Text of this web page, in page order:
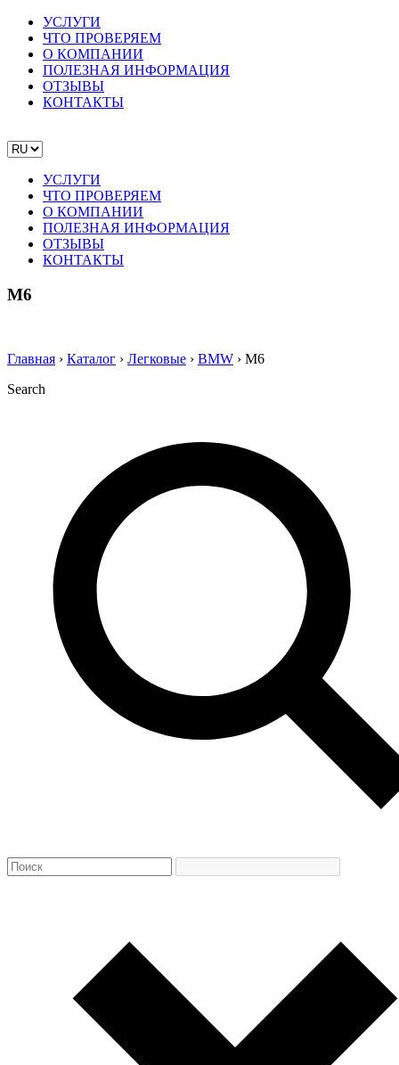
УСЛУГИ
ЧТО ПРОВЕРЯЕМ
О КОМПАНИИ
ПОЛЕЗНАЯ ИНФОРМАЦИЯ
ОТЗЫВЫ
КОНТАКТЫ
УСЛУГИ
ЧТО ПРОВЕРЯЕМ
О КОМПАНИИ
ПОЛЕЗНАЯ ИНФОРМАЦИЯ
ОТЗЫВЫ
КОНТАКТЫ
M6
Главная › Каталог › Легковые › BMW › M6
Search